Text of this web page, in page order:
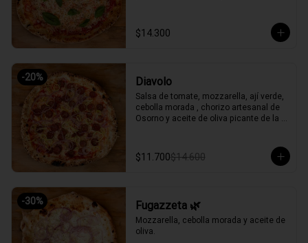
$14.300
-20% Diavolo
Salsa de tomate, mozzarella, ají verde,
cebolla morada , chorizo artesanal de
Osorno y aceite de oliva picante de la
$11.700$14.600
-30% Fugazzeta 🌿
Mozzarella, cebolla morada y aceite de
oliva.